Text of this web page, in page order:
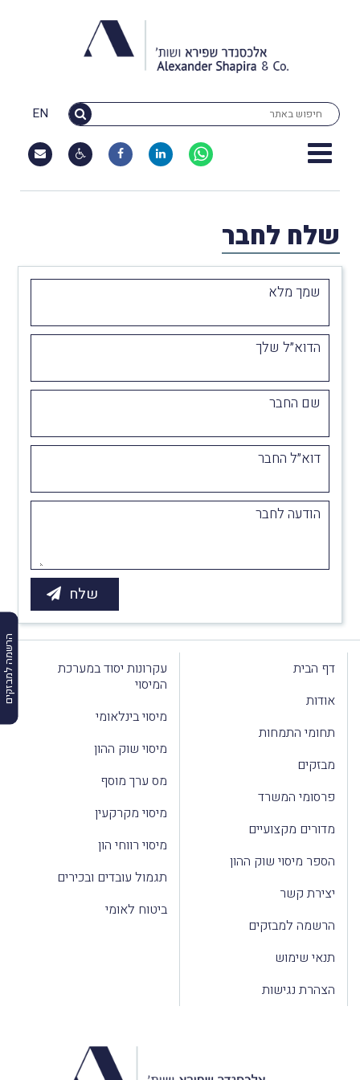
EN
הרשמה למבזקים
שלח לחבר
שמך מלא
הדוא״ל שלך
שם החבר
דוא״ל החבר
הודעה לחבר
דף הבית
אודות
תחומי התמחות
מבזקים
פרסומי המשרד
מדורים מקצועיים
הספר מיסוי שוק ההון
יצירת קשר
הרשמה למבזקים
תנאי שימוש
הצהרת נגישות
עקרונות יסוד במערכת
המיסוי
מיסוי בינלאומי
מיסוי שוק ההון
מס ערך מוסף
מיסוי מקרקעין
מיסוי רווחי הון
תגמול עובדים ובכירים
ביטוח לאומי